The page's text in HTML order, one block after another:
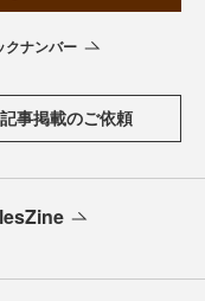
クナンバー
記事掲載のご依頼